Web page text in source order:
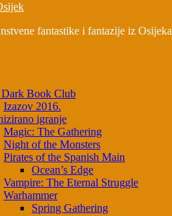
fantastike i fantazije iz Osijeka
Book Club
Izazov 2016.
igranje
Magic: The Gathering
Night of the Monsters
Pirates of the Spanish Main
Ocean’s Edge
Vampire: The Eternal Struggle
Warhammer
Spring Gathering